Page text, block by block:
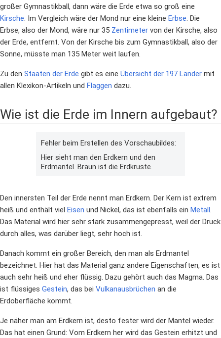
großer Gymnastikball, dann wäre die Erde etwa so groß eine
Kirsche. Im Vergleich wäre der Mond nur eine kleine Erbse. Die
Erbse, also der Mond, wäre nur 35 Zentimeter von der Kirsche, also
der Erde, entfernt. Von der Kirsche bis zum Gymnastikball, also der
Sonne, müsste man 135 Meter weit laufen.
Zu den Staaten der Erde gibt es eine Übersicht der 197 Länder mit
allen Klexikon-Artikeln und Flaggen dazu.
Wie ist die Erde im Innern aufgebaut?
Fehler beim Erstellen des Vorschaubildes:
Hier sieht man den Erdkern und den
Erdmantel. Braun ist die Erdkruste.
Den innersten Teil der Erde nennt man Erdkern. Der Kern ist extrem
heiß und enthält viel Eisen und Nickel, das ist ebenfalls ein Metall .
Das Material wird hier sehr stark zusammengepresst, weil der Druck
durch alles, was darüber liegt, sehr hoch ist.
Danach kommt ein großer Bereich, den man als Erdmantel
bezeichnet. Hier hat das Material ganz andere Eigenschaften, es ist
auch sehr heiß und eher flüssig. Dazu gehört auch das Magma. Das
ist flüssiges Gestein, das bei Vulkanausbrüchen an die
Erdoberfläche kommt.
Je näher man am Erdkern ist, desto fester wird der Mantel wieder.
Das hat einen Grund: Vom Erdkern her wird das Gestein erhitzt und